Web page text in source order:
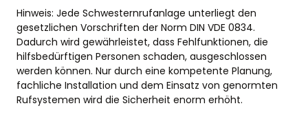
Hinweis: Jede Schwesternrufanlage unterliegt den
gesetzlichen Vorschriften der Norm DIN VDE 0834.
Dadurch wird gewährleistet, dass Fehlfunktionen, die
hilfsbedürftigen Personen schaden, ausgeschlossen
werden können. Nur durch eine kompetente Planung,
fachliche Installation und dem Einsatz von genormten
Rufsystemen wird die Sicherheit enorm erhöht.